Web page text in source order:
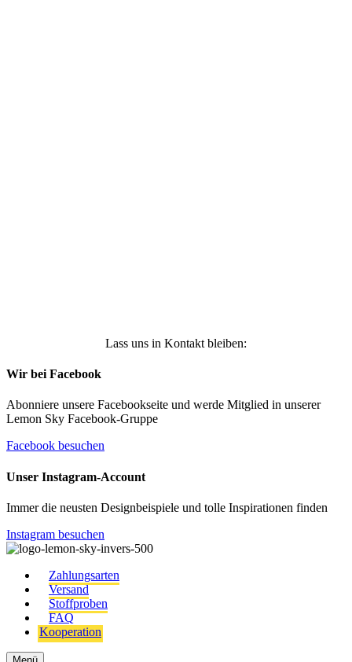
Lass uns in Kontakt bleiben:
Wir bei Facebook
Abonniere unsere Facebookseite und werde Mitglied in unserer
Lemon Sky Facebook-Gruppe
Facebook besuchen
Unser Instagram-Account
Immer die neusten Designbeispiele und tolle Inspirationen finden
Instagram besuchen
Zahlungsarten
Versand
Stoffproben
FAQ
Kooperation